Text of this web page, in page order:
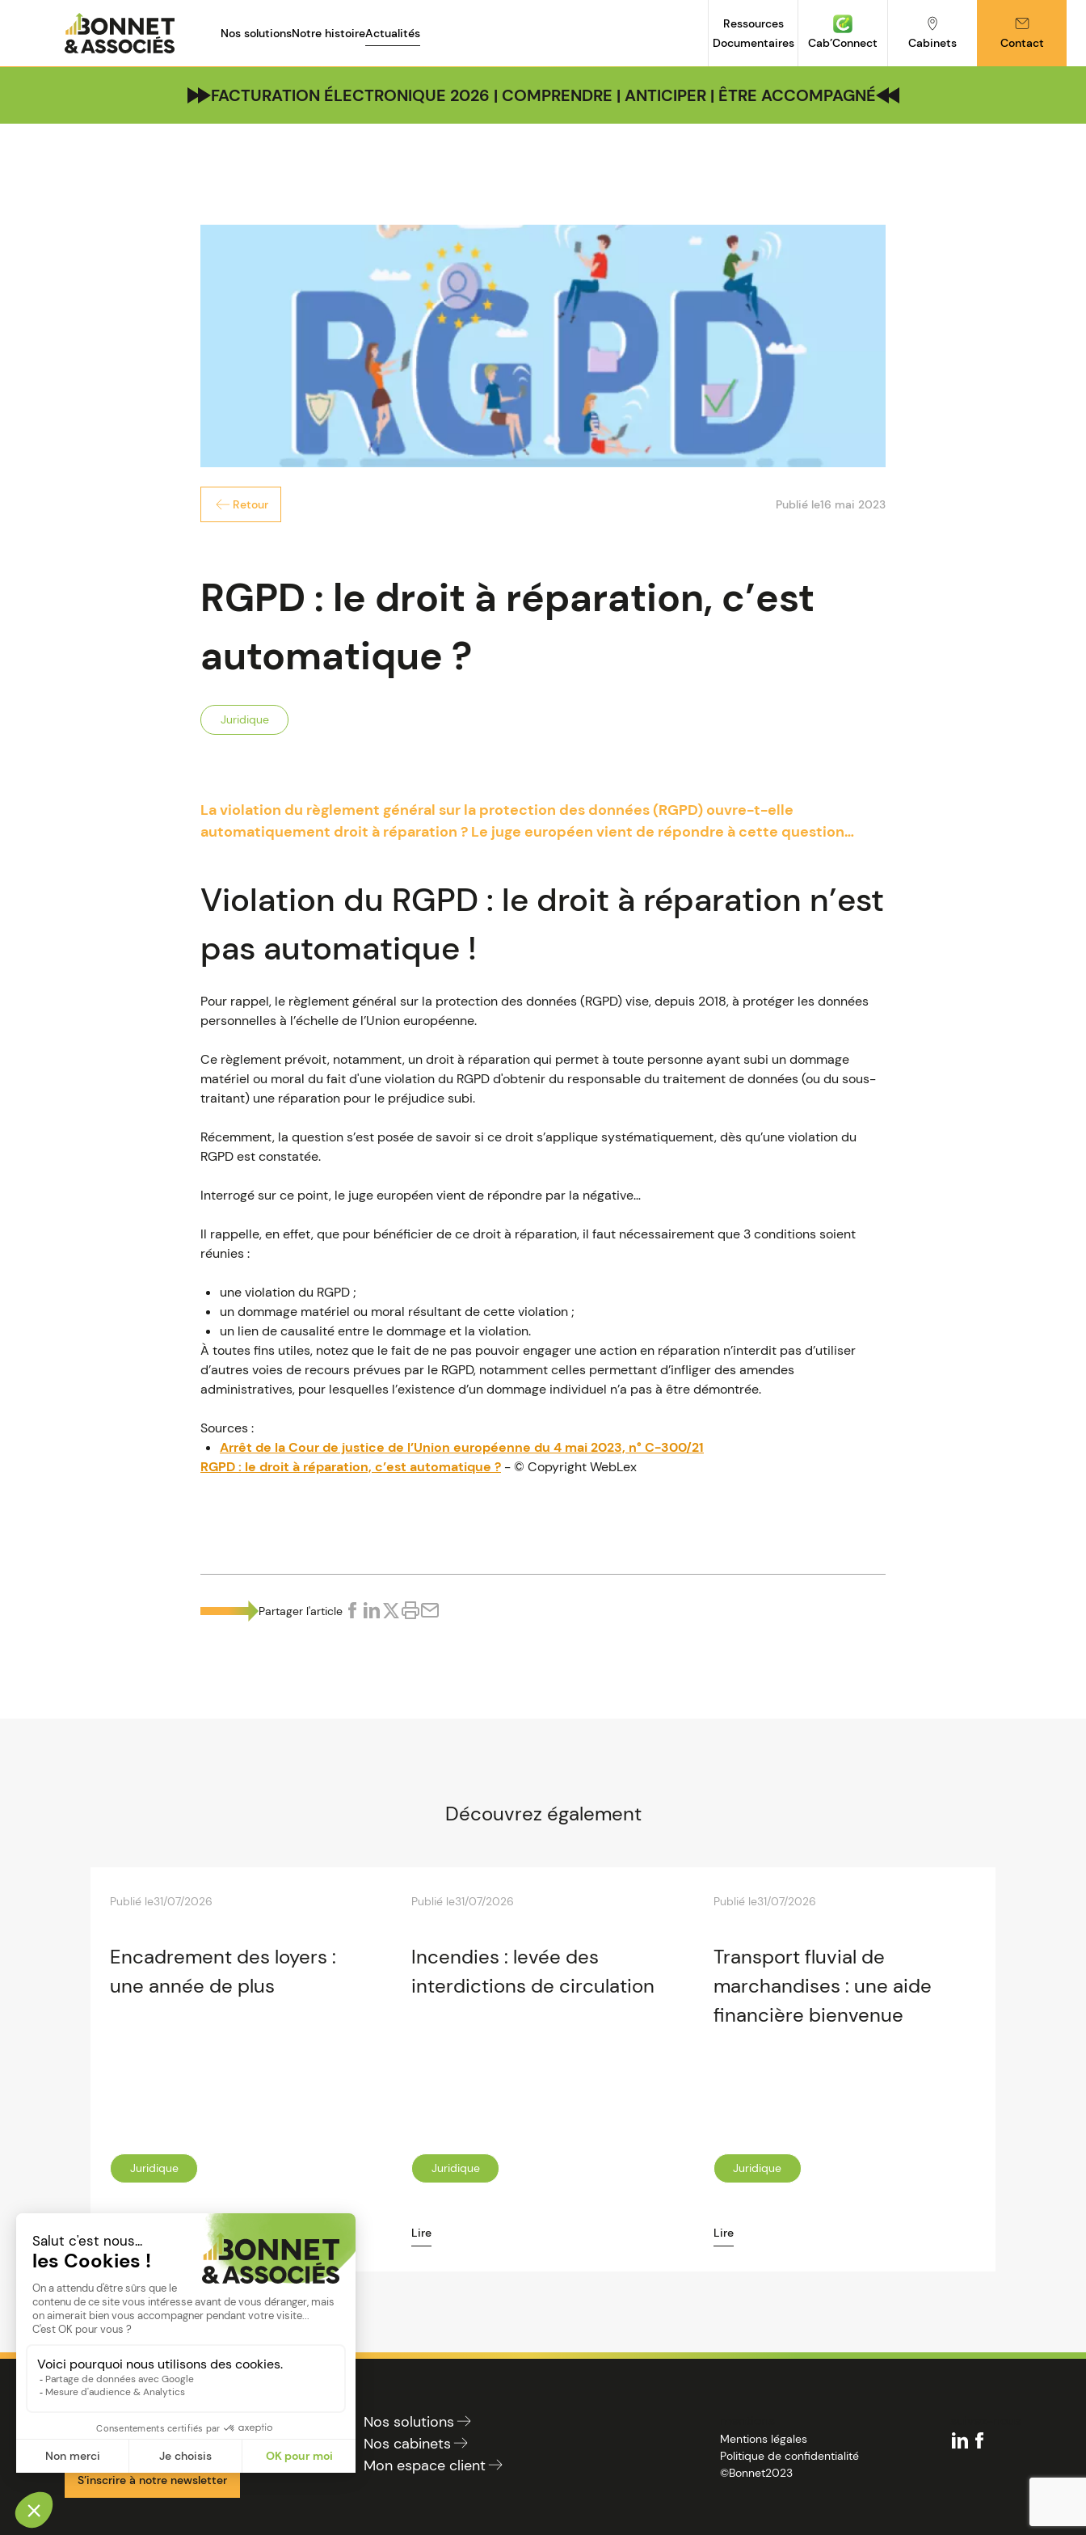
Nos solutionsNotre histoireActualités
Ressources
Documentaires
Cab’Connect Cabinets Contact
FACTURATION ÉLECTRONIQUE 2026 | COMPRENDRE | ANTICIPER | ÊTRE ACCOMPAGNÉ
Retour Publié le16 mai 2023
RGPD : le droit à réparation, c’est
automatique ?
Juridique
La violation du règlement général sur la protection des données (RGPD) ouvre-t-elle
automatiquement droit à réparation ? Le juge européen vient de répondre à cette question…
Violation du RGPD : le droit à réparation n’est
pas automatique !
Pour rappel, le règlement général sur la protection des données (RGPD) vise, depuis 2018, à protéger les données
personnelles à l’échelle de l’Union européenne.
Ce règlement prévoit, notamment, un droit à réparation qui permet à toute personne ayant subi un dommage
matériel ou moral du fait d'une violation du RGPD d'obtenir du responsable du traitement de données (ou du sous-
traitant) une réparation pour le préjudice subi.
Récemment, la question s’est posée de savoir si ce droit s’applique systématiquement, dès qu’une violation du
RGPD est constatée.
Interrogé sur ce point, le juge européen vient de répondre par la négative…
Il rappelle, en effet, que pour bénéficier de ce droit à réparation, il faut nécessairement que 3 conditions soient
réunies :
une violation du RGPD ;
un dommage matériel ou moral résultant de cette violation ;
un lien de causalité entre le dommage et la violation.
À toutes fins utiles, notez que le fait de ne pas pouvoir engager une action en réparation n’interdit pas d’utiliser
d’autres voies de recours prévues par le RGPD, notamment celles permettant d’infliger des amendes
administratives, pour lesquelles l’existence d’un dommage individuel n’a pas à être démontrée.
Sources :
Arrêt de la Cour de justice de l’Union européenne du 4 mai 2023, n° C-300/21
RGPD : le droit à réparation, c’est automatique ? - © Copyright WebLex
Partager l'article
Découvrez également
Publié le31/07/2026
Encadrement des loyers :
une année de plus
Juridique
Publié le31/07/2026
Incendies : levée des
interdictions de circulation
Juridique
Lire
Publié le31/07/2026
Transport fluvial de
marchandises : une aide
financière bienvenue
Juridique
Lire
Ensemble pour votre réussite
S’inscrire à notre newsletter
Nos solutions
Nos cabinets
Mon espace client
Mentions légales
Politique de confidentialité
©Bonnet2023